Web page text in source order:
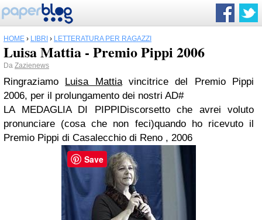
HOME › LIBRI › LETTERATURA PER RAGAZZI
Luisa Mattia - Premio Pippi 2006
Da Zazienews
Ringraziamo Luisa Mattiavincitrice del Premio Pippi
2006, per il prolungamento dei nostri AD#
LA MEDAGLIA DI PIPPIDiscorsetto che avrei voluto
pronunciare (cosa che non feci)quando ho ricevuto il
Premio Pippi di Casalecchio di Reno , 2006
Save